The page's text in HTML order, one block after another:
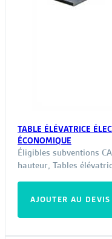
TABLE ÉLÉVATRICE
ÉCONOMIQUE
Éligibles subventions
hauteur, Tables
AJOUTER AU DEVIS